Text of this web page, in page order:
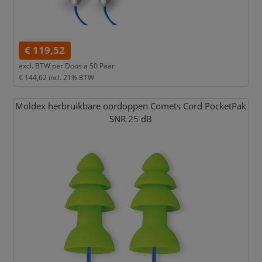
€ 119,52
excl. BTW per Doos a 50 Paar
€ 144,62 incl. 21% BTW
Moldex herbruikbare oordoppen Comets Cord PocketPak
SNR 25 dB